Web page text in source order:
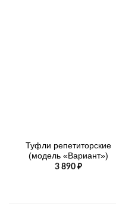
Туфли репетиторские
(модель «Вариант»)
3 890 ₽